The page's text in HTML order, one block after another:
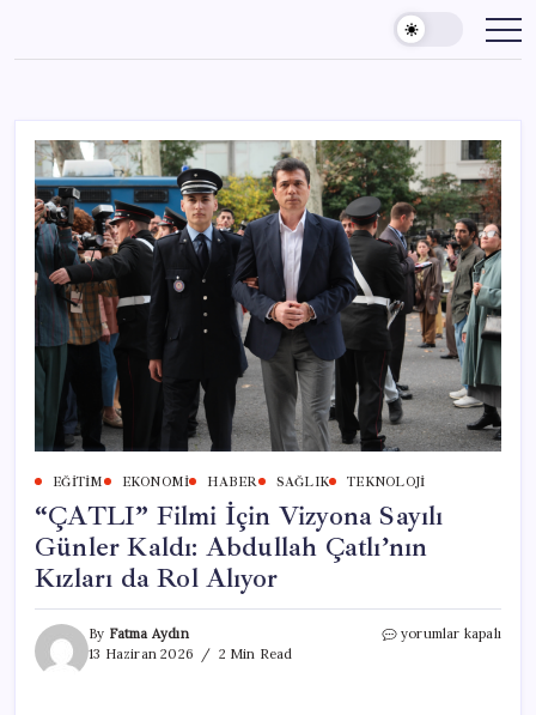
content
EĞITIM EKONOMI HABER SAĞLIK TEKNOLOJI
“ÇATLI” Filmi İçin Vizyona Sayılı
Günler Kaldı: Abdullah Çatlı’nın
Kızları da Rol Alıyor
By Fatma Aydın
13 Haziran 2026
2 Min Read
“ÇATLI”
yorumlar kapalı